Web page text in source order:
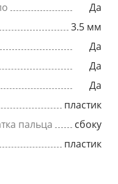
Да
3.5 мм
Да
Да
Да
пластик
пальца
сбоку
пластик